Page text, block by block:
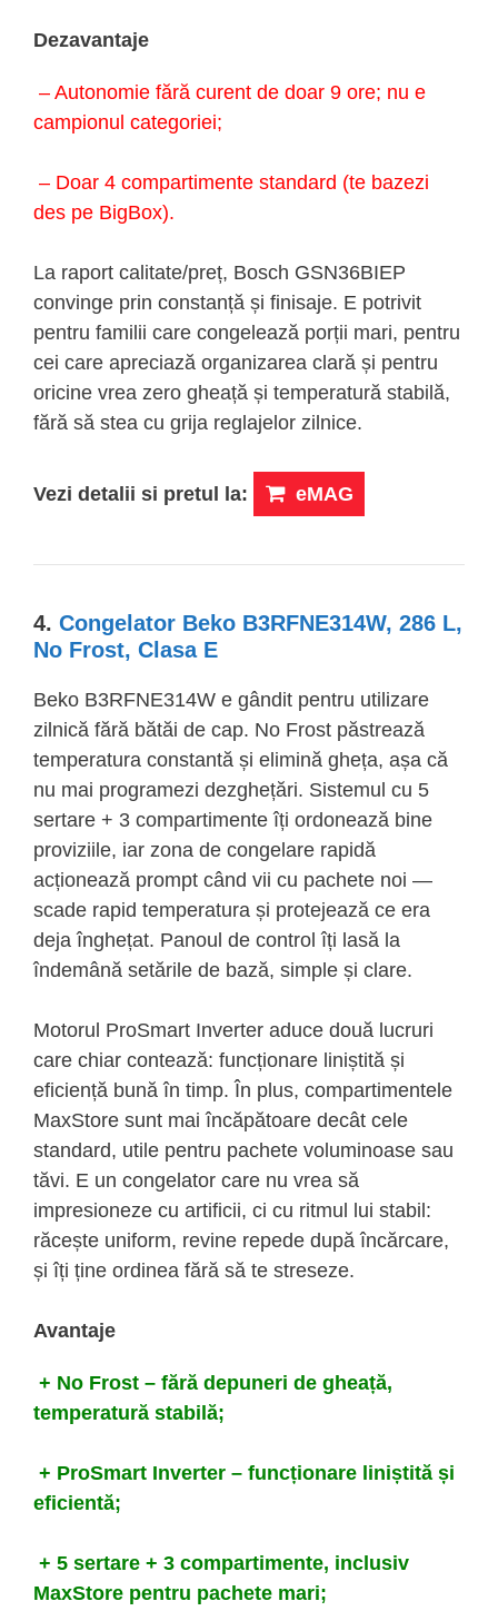
Dezavantaje
– Autonomie fără curent de doar 9 ore; nu e
campionul categoriei;
– Doar 4 compartimente standard (te bazezi
des pe BigBox).
La raport calitate/preț, Bosch GSN36BIEP
convinge prin constanță și finisaje. E potrivit
pentru familii care congelează porții mari, pentru
cei care apreciază organizarea clară și pentru
oricine vrea zero gheață și temperatură stabilă,
fără să stea cu grija reglajelor zilnice.
Vezi detalii si pretul la: eMAG
4. Congelator Beko B3RFNE314W, 286 L,
No Frost, Clasa E
Beko B3RFNE314W e gândit pentru utilizare
zilnică fără bătăi de cap. No Frost păstrează
temperatura constantă și elimină gheța, așa că
nu mai programezi dezghețări. Sistemul cu 5
sertare + 3 compartimente îți ordonează bine
proviziile, iar zona de congelare rapidă
acționează prompt când vii cu pachete noi —
scade rapid temperatura și protejează ce era
deja înghețat. Panoul de control îți lasă la
îndemână setările de bază, simple și clare.
Motorul ProSmart Inverter aduce două lucruri
care chiar contează: funcționare liniștită și
eficiență bună în timp. În plus, compartimentele
MaxStore sunt mai încăpătoare decât cele
standard, utile pentru pachete voluminoase sau
tăvi. E un congelator care nu vrea să
impresioneze cu artificii, ci cu ritmul lui stabil:
răcește uniform, revine repede după încărcare,
și îți ține ordinea fără să te streseze.
Avantaje
+ No Frost – fără depuneri de gheață,
temperatură stabilă;
+ ProSmart Inverter – funcționare liniștită și
eficientă;
+ 5 sertare + 3 compartimente, inclusiv
MaxStore pentru pachete mari;